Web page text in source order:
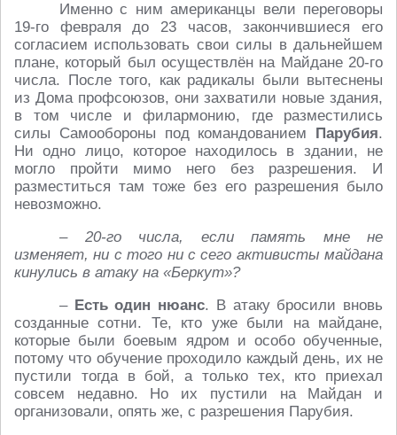
Именно с ним американцы вели переговоры
19-го февраля до 23 часов, закончившиеся его
согласием использовать свои силы в дальнейшем
плане, который был осуществлён на Майдане 20-го
числа. После того, как радикалы были вытеснены
из Дома профсоюзов, они захватили новые здания,
в том числе и филармонию, где разместились
силы Самообороны под командованием Парубия.
Ни одно лицо, которое находилось в здании, не
могло пройти мимо него без разрешения. И
разместиться там тоже без его разрешения было
невозможно.
– 20-го числа, если память мне не
изменяет, ни с того ни с сего активисты майдана
кинулись в атаку на «Беркут»?
– Есть один нюанс. В атаку бросили вновь
созданные сотни. Те, кто уже были на майдане,
которые были боевым ядром и особо обученные,
потому что обучение проходило каждый день, их не
пустили тогда в бой, а только тех, кто приехал
совсем недавно. Но их пустили на Майдан и
организовали, опять же, с разрешения Парубия.